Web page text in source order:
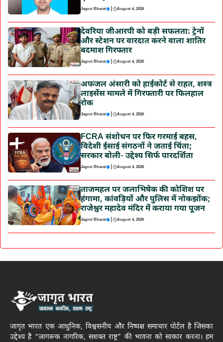
Jagrut Bharat | August 4, 2026
देवरिया जीआरपी को बड़ी सफलता: ट्रेनों
और स्टेशन पर वारदात करने वाला शातिर
बदमाश गिरफ्तार
Jagrut Bharat | August 4, 2026
अफजल अंसारी को हाईकोर्ट से राहत, शस्त्र
लाइसेंस मामले में गिरफ्तारी पर फिलहाल
रोक
Jagrut Bharat | August 4, 2026
FCRA संशोधन पर फिर गरमाई बहस,
विदेशी ईसाई संगठनों ने जताई चिंता;
सरकार बोली- उद्देश्य सिर्फ पारदर्शिता
Jagrut Bharat | August 4, 2026
ताजमहल पर जलाभिषेक की कोशिश पर
हंगामा, कांवड़ियों और पुलिस में नोकझोंक;
राजेश्वर महादेव मंदिर में कराया गया पूजन
Jagrut Bharat | August 4, 2026
जागृत भारत एक आधुनिक, विश्वसनीय और निष्पक्ष समाचार पोर्टल है जिसका
उद्देश्य है “जागरूक नागरिक, सशक्त राष्ट्र” की भावना को साकार करना। हम